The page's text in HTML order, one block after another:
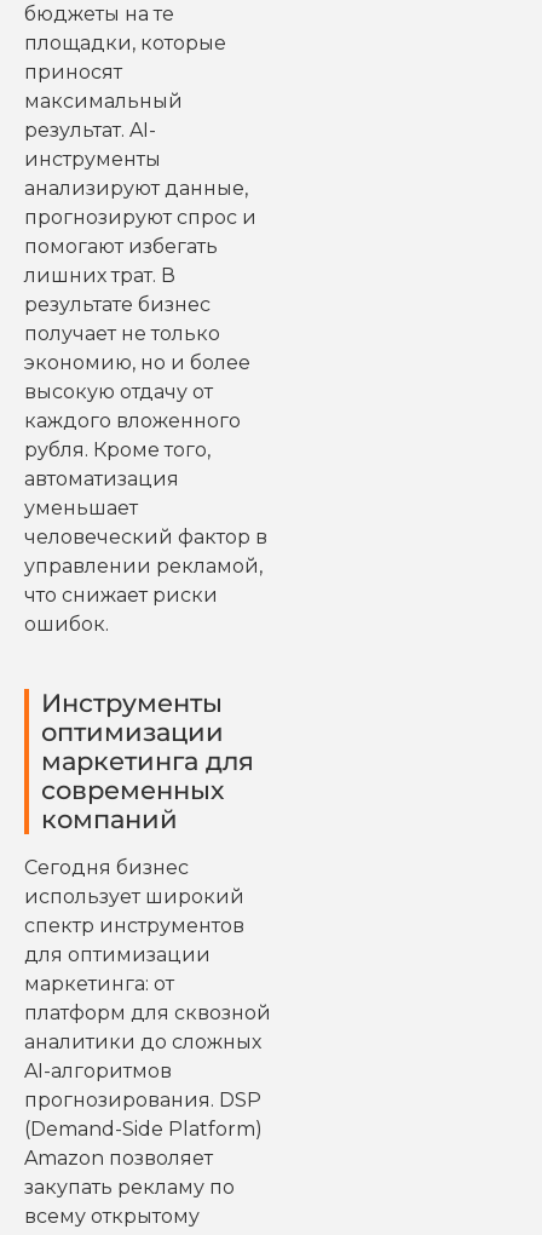
бюджеты на те
площадки, которые
приносят
максимальный
результат. AI-
инструменты
анализируют данные,
прогнозируют спрос и
помогают избегать
лишних трат. В
результате бизнес
получает не только
экономию, но и более
высокую отдачу от
каждого вложенного
рубля. Кроме того,
автоматизация
уменьшает
человеческий фактор в
управлении рекламой,
что снижает риски
ошибок.
Инструменты
оптимизации
маркетинга для
современных
компаний
Сегодня бизнес
использует широкий
спектр инструментов
для оптимизации
маркетинга: от
платформ для сквозной
аналитики до сложных
AI-алгоритмов
прогнозирования. DSP
(Demand-Side Platform)
Amazon позволяет
закупать рекламу по
всему открытому